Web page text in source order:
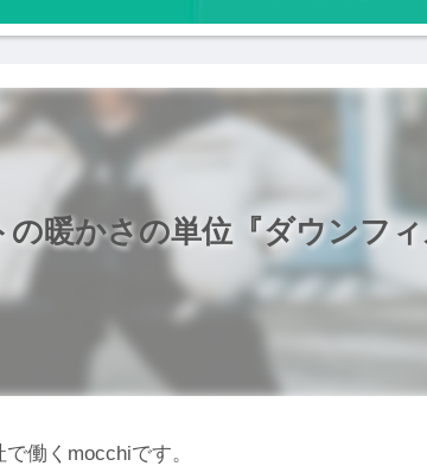
暖かさの単位『ダウンフ
働くmocchiです。